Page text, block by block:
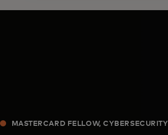
MASTERCARD FELLOW, CYBERSECURITY